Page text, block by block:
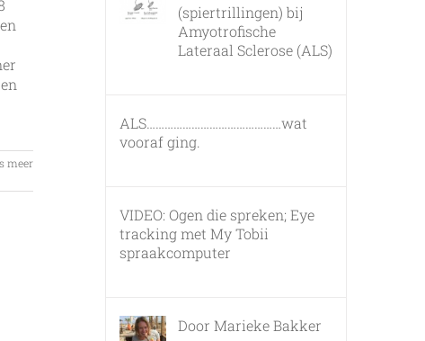
meer
(spiertrillingen) bij
Amyotrofische
Lateraal Sclerose (ALS)
ALS………………………………………wat
vooraf ging.
VIDEO: Ogen die spreken; Eye
tracking met My Tobii
spraakcomputer
Door Marieke Bakker